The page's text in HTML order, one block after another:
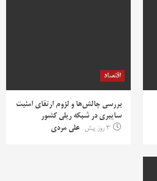
اقتصاد
بررسی چالش‌ها و لزوم ارتقای امنیت
سایبری در شبکه ریلی کشور
3 روز پیش
علی مردی